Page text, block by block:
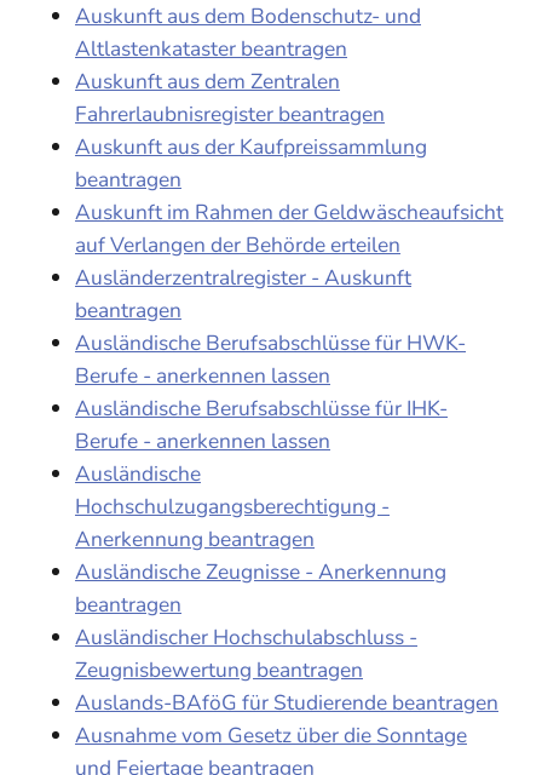
Auskunft aus dem Bodenschutz- und
Altlastenkataster beantragen
Auskunft aus dem Zentralen
Fahrerlaubnisregister beantragen
Auskunft aus der Kaufpreissammlung
beantragen
Auskunft im Rahmen der Geldwäscheaufsicht
auf Verlangen der Behörde erteilen
Ausländerzentralregister - Auskunft
beantragen
Ausländische Berufsabschlüsse für HWK-
Berufe - anerkennen lassen
Ausländische Berufsabschlüsse für IHK-
Berufe - anerkennen lassen
Ausländische
Hochschulzugangsberechtigung -
Anerkennung beantragen
Ausländische Zeugnisse - Anerkennung
beantragen
Ausländischer Hochschulabschluss -
Zeugnisbewertung beantragen
Auslands-BAföG für Studierende beantragen
Ausnahme vom Gesetz über die Sonntage
und Feiertage beantragen